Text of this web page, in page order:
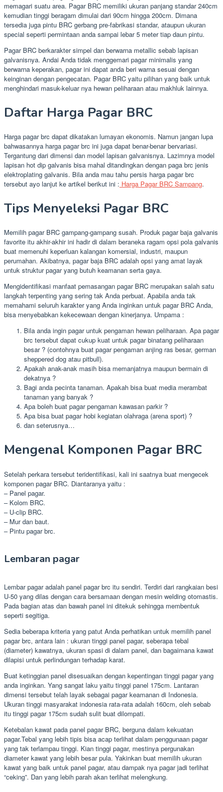
memagari suatu area. Pagar BRC memiliki ukuran panjang standar 240cm
kemudian tinggi beragam dimulai dari 90cm hingga 200cm. Dimana
tersedia juga pintu BRC gerbang pre-fabrikasi standar, ataupun ukuran
special seperti permintaan anda sampai lebar 5 meter tiap daun pintu.
Pagar BRC berkarakter simpel dan berwarna metallic sebab lapisan
galvanisnya. Andai Anda tidak menggemari pagar minimalis yang
berwarna keperakan, pagar ini dapat anda beri warna sesuai dengan
keinginan dengan pengecatan. Pagar BRC yaitu pilihan yang baik untuk
menghindari masuk-keluar nya hewan peliharaan atau makhluk lainnya.
Daftar Harga Pagar BRC
Harga pagar brc dapat dikatakan lumayan ekonomis. Namun jangan lupa
bahwasannya harga pagar brc ini juga dapat benar-benar bervariasi.
Tergantung dari dimensi dan model lapisan galvanisnya. Lazimnya model
lapisan hot dip galvanis bisa mahal ditandingkan dengan paga brc jenis
elektroplating galvanis. Bila anda mau tahu persis harga pagar brc
tersebut ayo lanjut ke artikel berikut ini : Harga Pagar BRC Sampang.
Tips Menyeleksi Pagar BRC
Memilih pagar BRC gampang-gampang susah. Produk pagar baja galvanis
favorite itu akhir-akhir ini hadir di dalam beraneka ragam opsi pola galvanis
buat memenuhi keperluan kalangan komersial, industri, maupun
perumahan. Akibatnya, pagar baja BRC adalah opsi yang amat layak
untuk struktur pagar yang butuh keamanan serta gaya.
Mengidentifikasi manfaat pemasangan pagar BRC merupakan salah satu
langkah terpenting yang sering tak Anda perbuat. Apabila anda tak
memahami seluruh karakter yang Anda inginkan untuk pagar BRC Anda,
bisa menyebabkan kekecewaan dengan kinerjanya. Umpama :
Bila anda ingin pagar untuk pengaman hewan peliharaan. Apa pagar
brc tersebut dapat cukup kuat untuk pagar binatang peliharaan
besar ? (contohnya buat pagar pengaman anjing ras besar, german
sheppered dog atau pitbull).
Apakah anak-anak masih bisa memanjatnya maupun bermain di
dekatnya ?
Bagi anda pecinta tanaman. Apakah bisa buat media merambat
tanaman yang banyak ?
Apa boleh buat pagar pengaman kawasan parkir ?
Apa bisa buat pagar hobi kegiatan olahraga (arena sport) ?
dan seterusnya…
Mengenal Komponen Pagar BRC
Setelah perkara tersebut teridentifikasi, kali ini saatnya buat mengecek
komponen pagar BRC. Diantaranya yaitu :
– Panel pagar.
– Kolom BRC.
– U-clip BRC.
– Mur dan baut.
– Pintu pagar brc.
Lembaran pagar
Lembar pagar adalah panel pagar brc itu sendiri. Terdiri dari rangkaian besi
U-50 yang dilas dengan cara bersamaan dengan mesin welding otomastis.
Pada bagian atas dan bawah panel ini ditekuk sehingga membentuk
seperti segitiga.
Sedia beberapa kriteria yang patut Anda perhatikan untuk memilih panel
pagar brc, antara lain : ukuran tinggi panel pagar, seberapa tebal
(diameter) kawatnya, ukuran spasi di dalam panel, dan bagaimana kawat
dilapisi untuk perlindungan terhadap karat.
Buat ketinggian panel disesuaikan dengan kepentingan tinggi pagar yang
anda inginkan. Yang sangat laku yaitu tinggi panel 175cm. Lantaran
dimensi tersebut telah layak sebagai pagar keamanan di Indonesia.
Ukuran tinggi masyarakat indonesia rata-rata adalah 160cm, oleh sebab
itu tinggi pagar 175cm sudah sulit buat dilompati.
Ketebalan kawat pada panel pagar BRC, berguna dalam kekuatan
pagar.Tebal yang lebih tipis bisa acap terlihat dalam penggunaan pagar
yang tak terlampau tinggi. Kian tinggi pagar, mestinya pergunakan
diameter kawat yang lebih besar pula. Yakinkan buat memilih ukuran
kawat yang baik untuk panel pagar, atau dampak nya pagar jadi terlihat
“ceking”. Dan yang lebih parah akan terlihat melengkung.